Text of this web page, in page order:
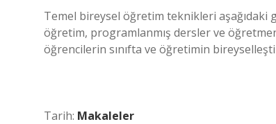
Temel bireysel öğretim teknikleri aşağıdaki
öğretim, programlanmış dersler ve
öğrencilerin sınıfta ve öğretimin
Tarih: Makaleler